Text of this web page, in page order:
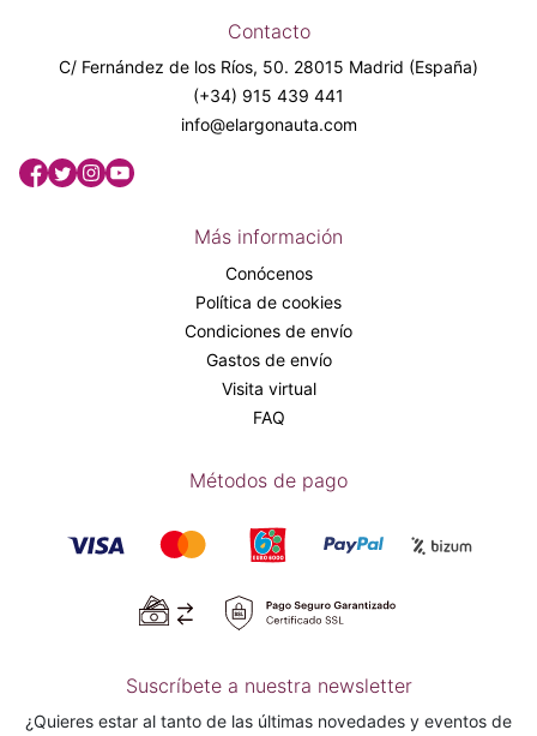
Contacto
C/ Fernández de los Ríos, 50. 28015 Madrid (España)
(+34) 915 439 441
info@elargonauta.com
Más información
Conócenos
Política de cookies
Condiciones de envío
Gastos de envío
Visita virtual
FAQ
Métodos de pago
Suscríbete a nuestra newsletter
¿Quieres estar al tanto de las últimas novedades y eventos de